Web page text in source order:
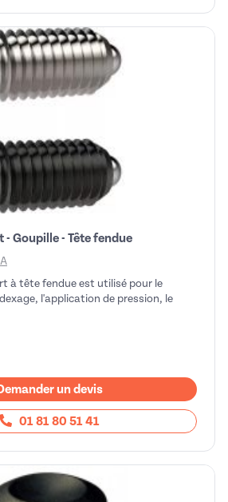
Goupille - Tête fendue
à tête fendue est utilisé pour le
l'application de pression, le
un devis
01 81 80 51 41